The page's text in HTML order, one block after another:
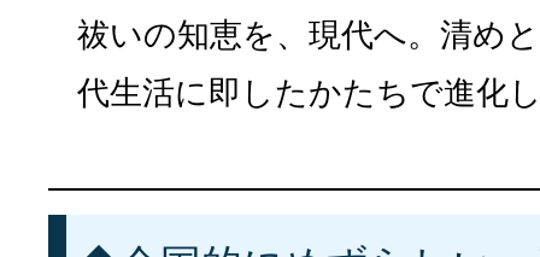
祓いの知恵を、現代へ。清め
代生活に即したかたちで進化